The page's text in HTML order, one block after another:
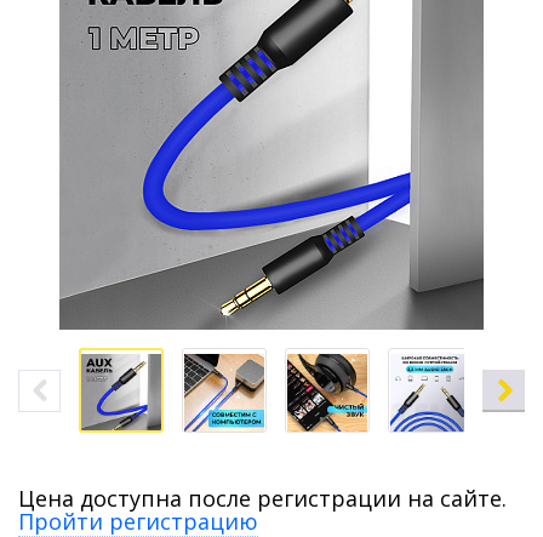
Цена доступна после регистрации на сайте.
Пройти регистрацию